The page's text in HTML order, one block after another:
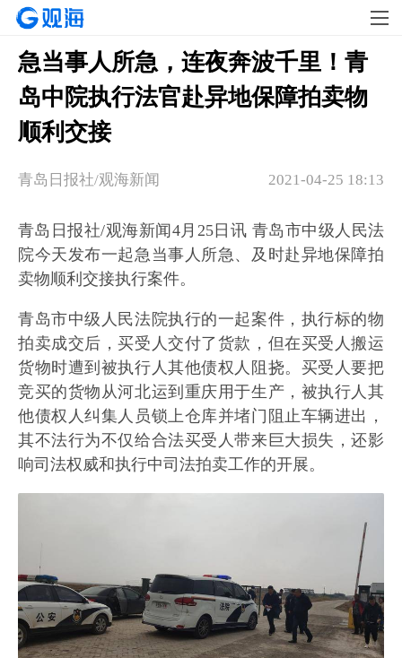
急当事人所急，连夜奔波千里！青
岛中院执行法官赴异地保障拍卖物
顺利交接
2021-04-25 18:13
青岛日报社/观海新闻
青岛日报社/观海新闻4月25日讯 青岛市中级人民法
院今天发布一起急当事人所急、及时赴异地保障拍
卖物顺利交接执行案件。
青岛市中级人民法院执行的一起案件，执行标的物
拍卖成交后，买受人交付了货款，但在买受人搬运
货物时遭到被执行人其他债权人阻挠。买受人要把
竞买的货物从河北运到重庆用于生产，被执行人其
他债权人纠集人员锁上仓库并堵门阻止车辆进出，
其不法行为不仅给合法买受人带来巨大损失，还影
响司法权威和执行中司法拍卖工作的开展。